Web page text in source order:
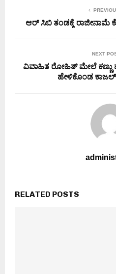
ಆರ್ ಸಿಬಿ ತಂಡಕ್ಕೆ ರಾಜೀನಾಮೆ
NEXT
ವಿವಾಹಿತ ರೋಹಿತ್ ಮೇಲೆ
ಹೇಳಿಕೊಂಡ
RELATED POSTS